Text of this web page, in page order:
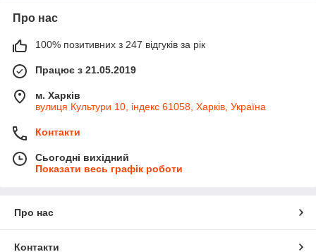
Про нас
100% позитивних з 247 відгуків за рік
Працює з 21.05.2019
м. Харків
вулиця Культури 10, індекс 61058, Харків, Україна
Контакти
Сьогодні вихідний
Показати весь графік роботи
Про нас
Контакти